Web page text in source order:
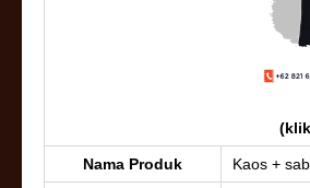
Nama Produk Kaos +